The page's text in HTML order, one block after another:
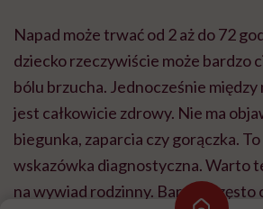
Napad może trwać od 2 aż do 72
dziecko rzeczywiście może bardzo
bólu brzucha. Jednocześnie
jest całkowicie zdrowy. Nie ma
biegunka, zaparcia czy gorączka.
wskazówka diagnostyczna. Warto
na wywiad rodzinny. Bardzo często